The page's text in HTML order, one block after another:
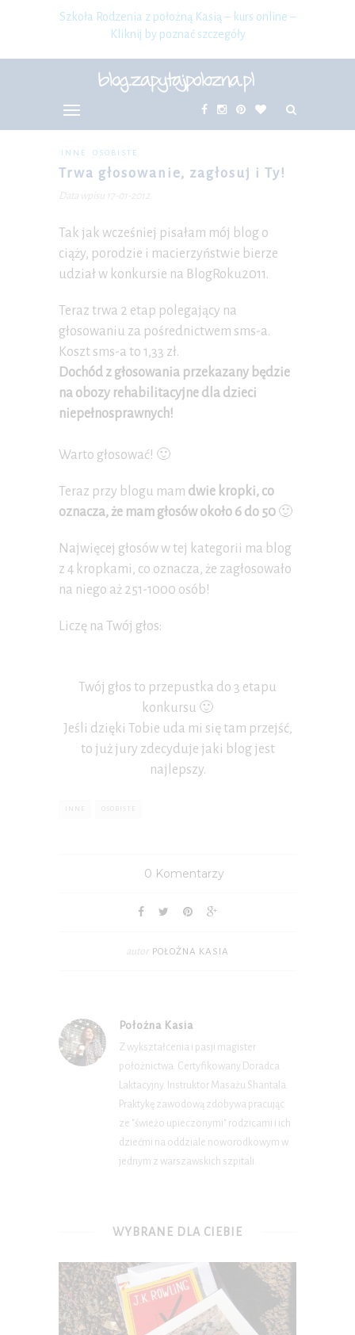
Szkoła Rodzenia z położną Kasią – kurs online –
Kliknij by poznać szczegóły
INNE OSOBISTE
Trwa głosowanie, zagłosuj i Ty!
Data wpisu 17-01-2012
Tak jak wcześniej pisałam mój blog o
ciąży, porodzie i macierzyństwie bierze
udział w konkursie na BlogRoku2011.
Teraz trwa 2 etap polegający na
głosowaniu za pośrednictwem sms-a.
Koszt sms-a to 1,33 zł.
Dochód z głosowania przekazany będzie
na obozy rehabilitacyjne dla dzieci
niepełnosprawnych!
Warto głosować! 🙂
Teraz przy blogu mam dwie kropki, co
oznacza, że mam głosów około 6 do 50 🙂
Najwięcej głosów w tej kategorii ma blog
z 4 kropkami, co oznacza, że zagłosowało
na niego aż 251-1000 osób!
Liczę na Twój głos:
Twój głos to przepustka do 3 etapu
konkursu 🙂
Jeśli dzięki Tobie uda mi się tam przejść,
to już jury zdecyduje jaki blog jest
najlepszy.
0 Komentarzy
autor POŁOŻNA KASIA
Położna Kasia
Z wykształcenia i pasji magister
położnictwa. Certyfikowany Doradca
Laktacyjny. Instruktor Masażu Shantala.
Praktykę zawodową zdobywa pracując
ze "świeżo upieczonymi" rodzicami i ich
dziećmi na oddziale noworodkowym w
jednym z warszawskich szpitali.
WYBRANE DLA CIEBIE